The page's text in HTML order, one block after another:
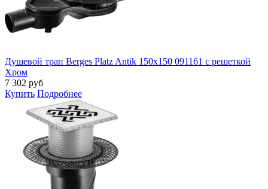
Душевой трап Berges Platz Antik 150x150 091161 с решеткой
Хром
7 302 руб
Купить Подробнее